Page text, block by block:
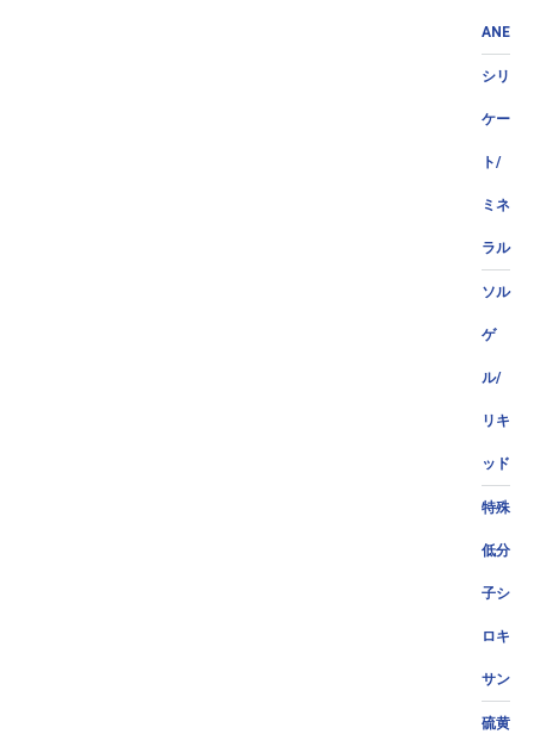
ANE
シリ
ケー
ト/
ミネ
ラル
ソル
ゲ
ル/
リキ
ッド
特殊
低分
子シ
ロキ
サン
硫黄